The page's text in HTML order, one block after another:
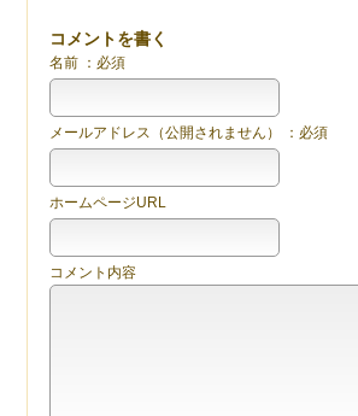
コメントを書く
名前 ：必須
メールアドレス（公開されません） ：必須
ホームページURL
コメント内容